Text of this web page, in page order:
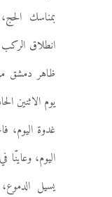
بمناسك
انطلاق
ظاهر دمشق
يوم الاثنين
غدوة اليوم،
اليوم،
يسيل